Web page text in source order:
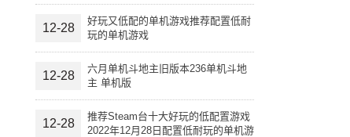
12-28
好玩又低配的单机游戏推荐配置低耐
玩的单机游戏
12-28
六月单机斗地主旧版本236单机斗地
主 单机版
12-28
推荐Steam台十大好玩的低配置游戏
2022年12月28日配置低耐玩的单机游